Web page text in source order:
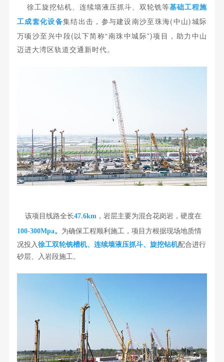
徐工旋挖钻机、连续墙液压抓斗、双轮铣等基础工程施
工成套化设备集结出击，参与建设南沙至珠海(中山)城际
万顷沙至兴中段(以下简称“南珠中城际”)项目 ， 助力中山
迈进大湾区轨道交通新时代。
该项目线路全长47.6km ，岩层主要为混合花岗岩，硬度在
100-300Mpa。
为确保工程顺利施工，项目方根据现场地质情
况投入徐工双轮铣槽机、连续墙液压抓斗、旋挖钻机配合进行
砂层、入岩段施工。